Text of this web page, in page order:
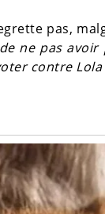
pas,
ne pas
contre